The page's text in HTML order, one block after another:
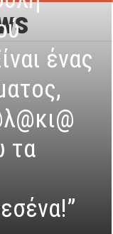
ένας
τα